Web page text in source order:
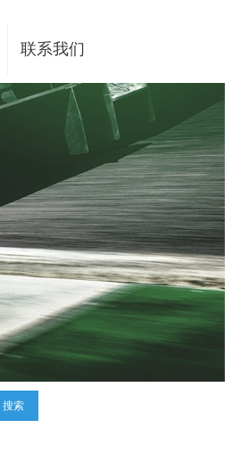
联系我们
搜索